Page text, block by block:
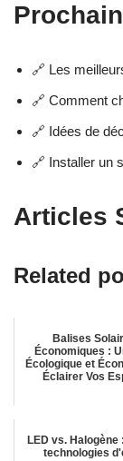
🔗 Les
🔗 Comment
🔗 Idées de
🔗 Installer un
Articles
Related
Balises
Économiques :
Écologique et
Éclairer Vos
LED vs. Halogène
technologies